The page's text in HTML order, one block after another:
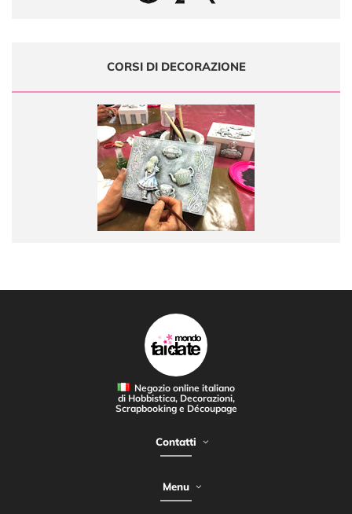
CORSI DI DECORAZIONE
Negozio online italiano
di Hobbistica, Decorazioni,
Scrapbooking e Découpage
Contatti
Menu